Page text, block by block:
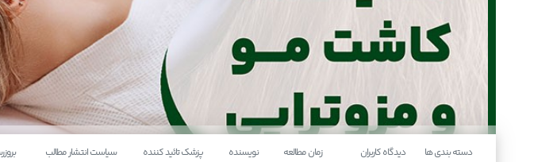
دسته بندی ها دیدگاه کاربران زمان مطالعه نویسنده پزشک تائید کننده سیاست انتشار مطالب